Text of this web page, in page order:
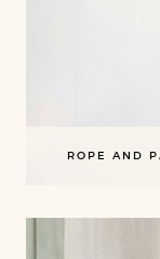
ROPE AND